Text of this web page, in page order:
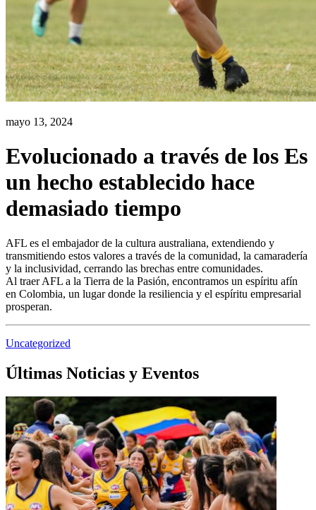
mayo 13, 2024
Evolucionado a través de los Es
un hecho establecido hace
demasiado tiempo
AFL es el embajador de la cultura australiana, extendiendo y
transmitiendo estos valores a través de la comunidad, la camaradería
y la inclusividad, cerrando las brechas entre comunidades.
Al traer AFL a la Tierra de la Pasión, encontramos un espíritu afín
en Colombia, un lugar donde la resiliencia y el espíritu empresarial
prosperan.
Uncategorized
Últimas Noticias y Eventos